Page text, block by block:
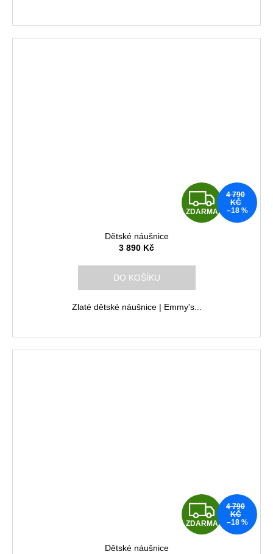
Z
D
ZDARMA
4 790
KČ
–18 %
Dětské náušnice
3 890 Kč
DO KOŠÍKU
Zlaté dětské náušnice | Emmy's...
Z
D
ZDARMA
4 790
KČ
–18 %
Dětské náušnice